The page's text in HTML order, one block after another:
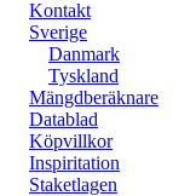
Kontakt
Sverige
Danmark
Tyskland
Mängdberäknare
Datablad
Köpvillkor
Inspiritation
Staketlagen